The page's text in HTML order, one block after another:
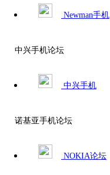
Newman手机
中兴手机论坛
中兴手机
诺基亚手机论坛
NOKIA论坛